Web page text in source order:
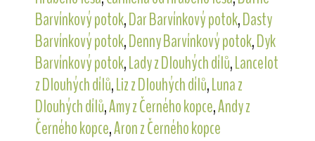
Barvínkový potok,Dar Barvínkový potok,Dasty
Barvínkový potok,Denny Barvínkový potok,Dyk
Barvínkový potok,Lady z Dlouhých dílů,Lancelot
z Dlouhých dílů,Liz z Dlouhých dílů,Luna z
Dlouhých dílů,Amy z Černého kopce,Andy z
Černého kopce,Aron z Černého kopce